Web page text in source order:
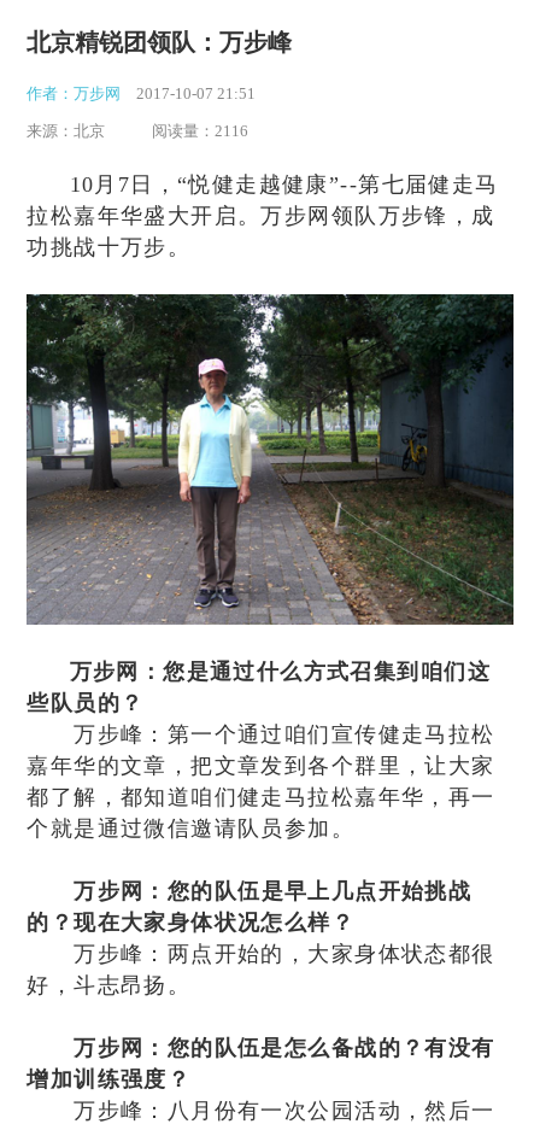
北京精锐团领队：万步峰
作者：万步网 2017-10-07 21:51
来源：北京 阅读量：2116
10月7日，“悦健走越健康”--第七届健走马
拉松嘉年华盛大开启。万步网领队万步锋，成
功挑战十万步。
万步网：您是通过什么方式召集到咱们这
些队员的？
万步峰：第一个通过咱们宣传健走马拉松
嘉年华的文章，把文章发到各个群里，让大家
都了解，都知道咱们健走马拉松嘉年华，再一
个就是通过微信邀请队员参加。
万步网：您的队伍是早上几点开始挑战
的？现在大家身体状况怎么样？
万步峰：两点开始的，大家身体状态都很
好，斗志昂扬。
万步网：您的队伍是怎么备战的？有没有
增加训练强度？
万步峰：八月份有一次公园活动，然后一